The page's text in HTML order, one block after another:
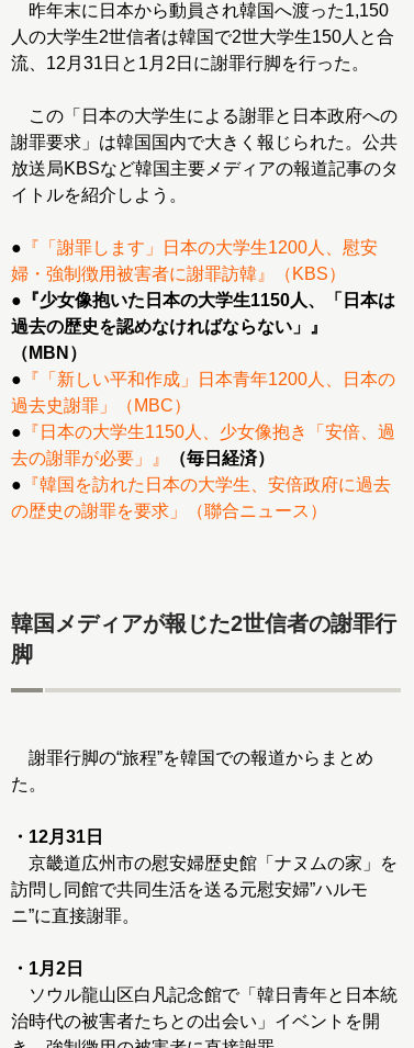
昨年末に日本から動員され韓国へ渡った1,150
人の大学生2世信者は韓国で2世大学生150人と合
流、12月31日と1月2日に謝罪行脚を行った。
この「日本の大学生による謝罪と日本政府への
謝罪要求」は韓国国内で大きく報じられた。公共
放送局KBSなど韓国主要メディアの報道記事のタ
イトルを紹介しよう。
● 『「謝罪します」日本の大学生1200人、慰安
婦・強制徴用被害者に謝罪訪韓』（KBS）
● 『少女像抱いた日本の大学生1150人、「日本は
過去の歴史を認めなければならない」』
（MBN）
● 『「新しい平和作成」日本青年1200人、日本の
過去史謝罪」（MBC）
● 『日本の大学生1150人、少女像抱き「安倍、過
去の謝罪が必要」』
（毎日経済）
● 『韓国を訪れた日本の大学生、安倍政府に過去
の歴史の謝罪を要求」（聯合ニュース）
韓国メディアが報じた2世信者の謝罪行
脚
謝罪行脚の“旅程”を韓国での報道からまとめ
た。
・12月31日
京畿道広州市の慰安婦歴史館「ナヌムの家」を
訪問し同館で共同生活を送る元慰安婦”ハルモ
ニ”に直接謝罪。
・1月2日
ソウル龍山区白凡記念館で「韓日青年と日本統
治時代の被害者たちとの出会い」イベントを開